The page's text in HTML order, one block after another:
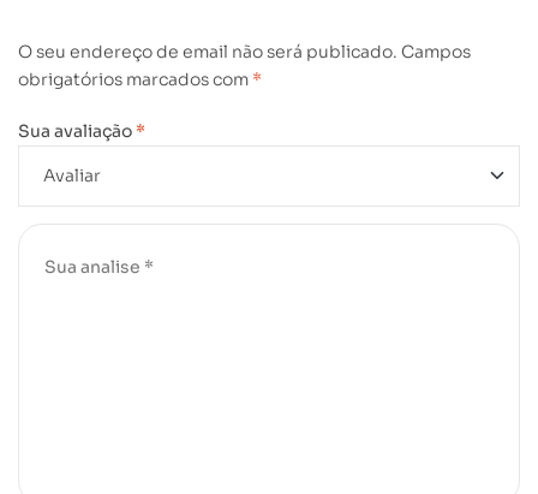
O seu endereço de email não será publicado. Campos
obrigatórios marcados com *
Sua avaliação *